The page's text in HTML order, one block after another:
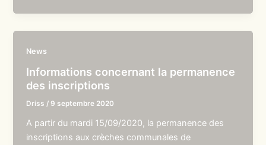
News
Informations concernant la permanence
des inscriptions
Driss / 9 septembre 2020
A partir du mardi 15/09/2020, la permanence des
inscriptions aux crèches communales de